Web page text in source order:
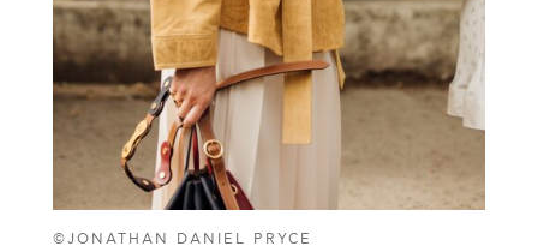
©JONATHAN DANIEL PRYCE